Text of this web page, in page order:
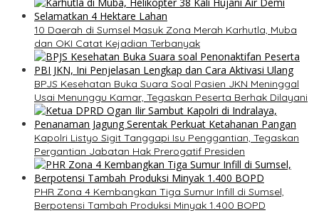
10 Daerah di Sumsel Masuk Zona Merah Karhutla, Muba
dan OKI Catat Kejadian Terbanyak
BPJS Kesehatan Buka Suara Soal Pasien JKN Meninggal
Usai Menunggu Kamar, Tegaskan Peserta Berhak Dilayani
Kapolri Listyo Sigit Tanggapi Isu Penggantian, Tegaskan
Pergantian Jabatan Hak Prerogatif Presiden
PHR Zona 4 Kembangkan Tiga Sumur Infill di Sumsel,
Berpotensi Tambah Produksi Minyak 1.400 BOPD